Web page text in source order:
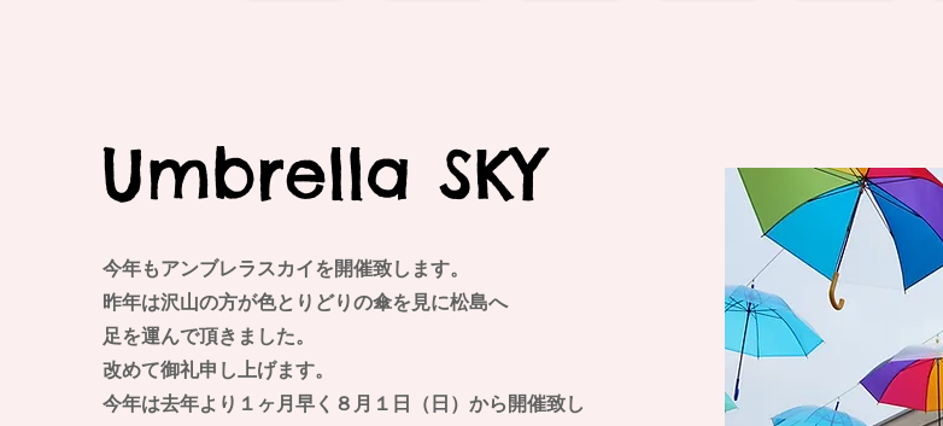
​Umbrella SKY
今年もアンブレラスカイを開催致します。
昨年は沢山の方が色とりどりの傘を見に松島へ
足を運んで頂きました。
改めて御礼申し上げます。
今年は去年より１ヶ月早く８月１日（日）から開催致し